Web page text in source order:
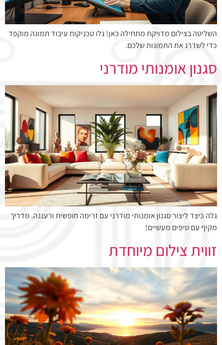
השליטה בצילום מדויקת מתחילה כאן! גלו טכניקות עיבוד תמונה מוקפד
כדי לשדרג את התמונות שלכם.
סגנון אומנותי מודרני
גלה כיצד ליצור סגנון אומנותי מודרני עם זרימה חופשית ורעננה. מדריך
מקיף עם טיפים מעשיים!
זווית צילום מיוחדת